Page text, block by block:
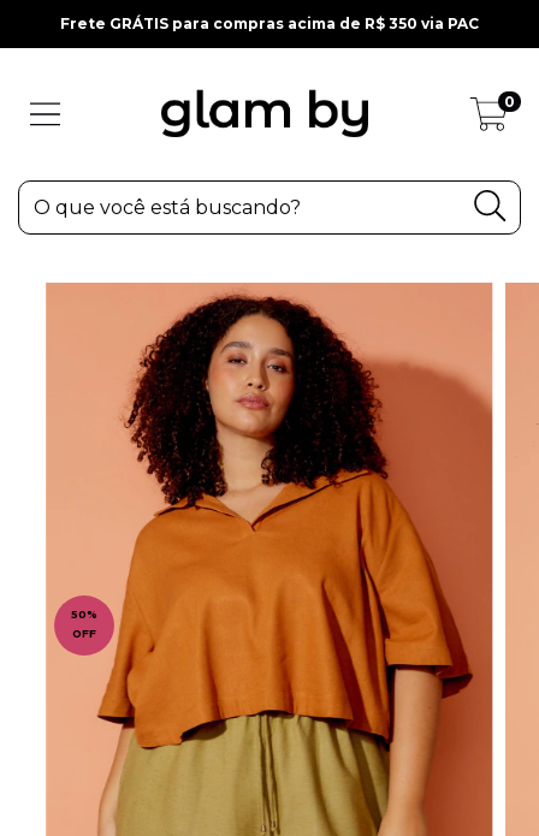
Frete GRÁTIS para compras acima de R$ 350 via PAC
0
50%
OFF